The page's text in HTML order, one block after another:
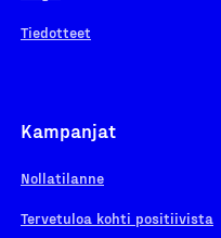
Tiedotteet
Kampanjat
Nollatilanne
Tervetuloa kohti positiivista